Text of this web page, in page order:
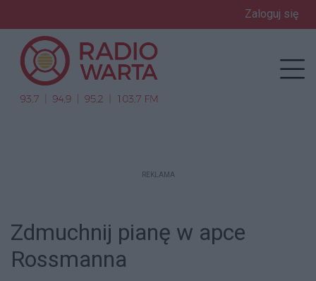
Zaloguj się
REKLAMA
Zdmuchnij pianę w apce
Rossmanna